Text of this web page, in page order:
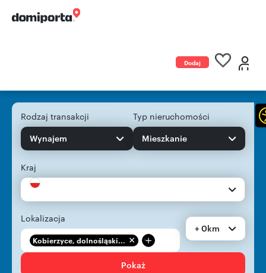
Dodaj
Rodzaj transakcji
Wynajem
Typ nieruchomości
Mieszkanie
Kraj
Lokalizacja
Kobierzyce, dolnośląski... +
+ 0km
Pokaż